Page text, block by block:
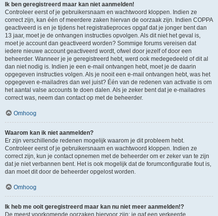
Ik ben geregistreerd maar kan niet aanmelden!
Controleer eerst of je gebruikersnaam en wachtwoord kloppen. Indien ze
correct zijn, kan één of meerdere zaken hiervan de oorzaak zijn. Indien COPPA
geactiveerd is en je tijdens het registratieproces opgaf dat je jonger bent dan
13 jaar, moet je de ontvangen instructies opvolgen. Als dit niet het geval is,
moet je account dan geactiveerd worden? Sommige forums vereisen dat
iedere nieuwe account geactiveerd wordt, ofwel door jezelf of door een
beheerder. Wanneer je je geregistreerd hebt, werd ook medegedeeld of dit al
dan niet nodig is. Indien je een e-mail ontvangen hebt, moet je de daarin
opgegeven instructies volgen. Als je nooit een e-mail ontvangen hebt, was het
opgegeven e-mailadres dan wel juist? Één van de redenen van activatie is om
het aantal valse accounts te doen dalen. Als je zeker bent dat je e-mailadres
correct was, neem dan contact op met de beheerder.
Omhoog
Waarom kan ik niet aanmelden?
Er zijn verschillende redenen mogelijk waarom je dit probleem hebt.
Controleer eerst of je gebruikersnaam en wachtwoord kloppen. Indien ze
correct zijn, kun je contact opnemen met de beheerder om er zeker van te zijn
dat je niet verbannen bent. Het is ook mogelijk dat de forumconfiguratie fout is,
dan moet dit door de beheerder opgelost worden.
Omhoog
Ik heb me ooit geregistreerd maar kan nu niet meer aanmelden!?
De meest voorkomende oorzaken hiervoor zijn: je gaf een verkeerde